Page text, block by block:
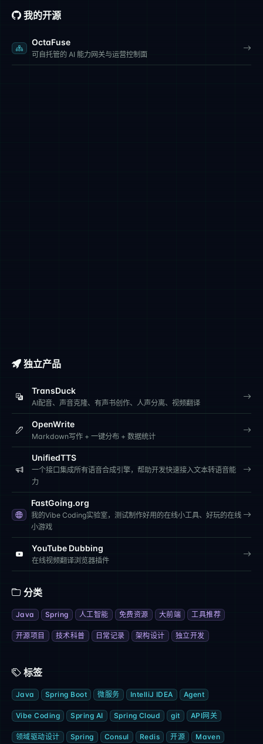
我的开源
OctaFuse
可自托管的 AI 能力网关与运营控制面
独立产品
TransDuck
AI配音、声音克隆、有声书创作、人声分离、视频翻译
OpenWrite
Markdown写作 + 一键分布 + 数据统计
UnifiedTTS
一个接口集成所有语音合成引擎，帮助开发快速接入文本转语音能
力
FastGoing.org
我的Vibe Coding实验室，测试制作好用的在线小工具、好玩的在线
小游戏
YouTube Dubbing
在线视频翻译浏览器插件
分类
Java Spring 人工智能 免费资源 大前端 工具推荐
开源项目 技术科普 日常记录 架构设计 独立开发
标签
Java Spring Boot 微服务 IntelliJ IDEA Agent
Vibe Coding Spring AI Spring Cloud git API网关
领域驱动设计 Spring Consul Redis 开源 Maven